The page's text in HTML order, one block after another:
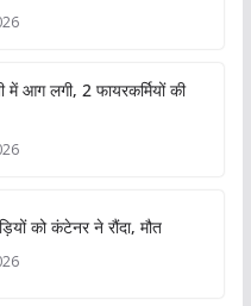
में आग लगी, 2 फायरकर्मियों की
को कंटेनर ने रौंदा, मौत